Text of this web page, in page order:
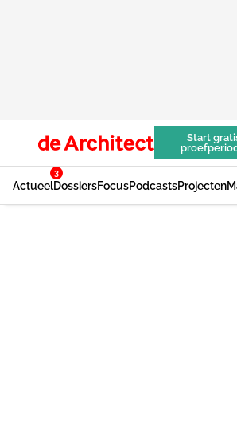
Start
Actueel
3
DossiersFocusPodcastsProjecten